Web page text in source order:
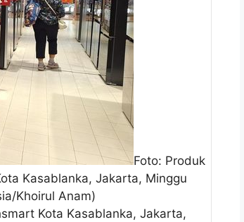
Foto: Produk
Kasablanka, Jakarta, Minggu
Khoirul Anam)
Kota Kasablanka, Jakarta,